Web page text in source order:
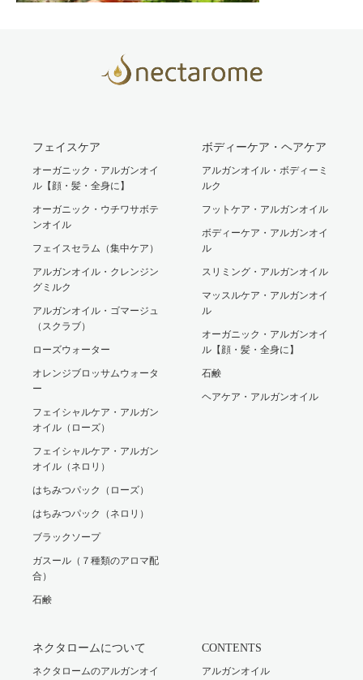
フェイスケア
オーガニック・アルガンオイ
ル【顔・髪・全身に】
オーガニック・ウチワサボテ
ンオイル
フェイスセラム（集中ケア）
アルガンオイル・クレンジン
グミルク
アルガンオイル・ゴマージュ
（スクラブ）
ローズウォーター
オレンジブロッサムウォータ
ー
フェイシャルケア・アルガン
オイル（ローズ）
フェイシャルケア・アルガン
オイル（ネロリ）
はちみつパック（ローズ）
はちみつパック（ネロリ）
ブラックソープ
ガスール（７種類のアロマ配
合）
石鹸
ボディーケア・ヘアケア
アルガンオイル・ボディーミ
ルク
フットケア・アルガンオイル
ボディーケア・アルガンオイ
ル
スリミング・アルガンオイル
マッスルケア・アルガンオイ
ル
オーガニック・アルガンオイ
ル【顔・髪・全身に】
石鹸
ヘアケア・アルガンオイル
ネクタロームについて
ネクタロームのアルガンオイ
CONTENTS
アルガンオイル